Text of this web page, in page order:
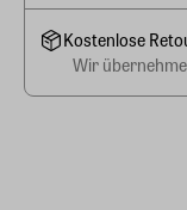
Kostenlose
Wir